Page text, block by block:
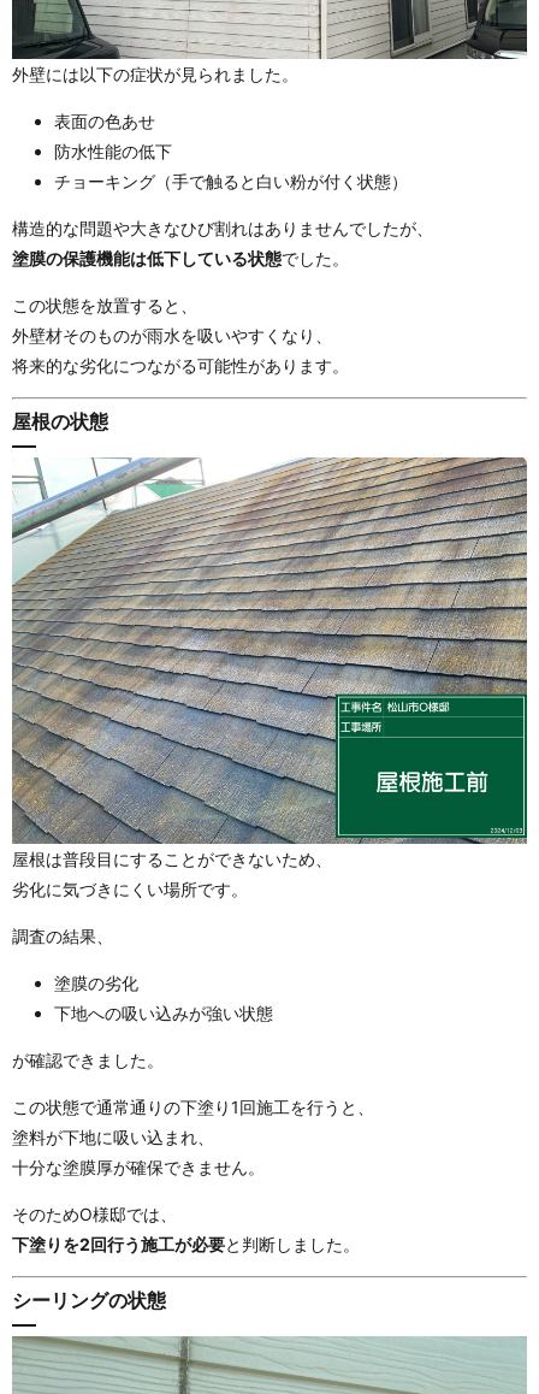
外壁には以下の症状が見られました。
表面の色あせ
防水性能の低下
チョーキング（手で触ると白い粉が付く状態）
構造的な問題や大きなひび割れはありませんでしたが、
塗膜の保護機能は低下している状態でした。
この状態を放置すると、
外壁材そのものが雨水を吸いやすくなり、
将来的な劣化につながる可能性があります。
屋根の状態
屋根は普段目にすることができないため、
劣化に気づきにくい場所です。
調査の結果、
塗膜の劣化
下地への吸い込みが強い状態
が確認できました。
この状態で通常通りの下塗り1回施工を行うと、
塗料が下地に吸い込まれ、
十分な塗膜厚が確保できません。
そのためO様邸では、
下塗りを2回行う施工が必要と判断しました。
シーリングの状態